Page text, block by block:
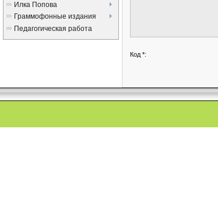
Илка Попова
Граммофонные издания
Педагогическая работа
Код *: